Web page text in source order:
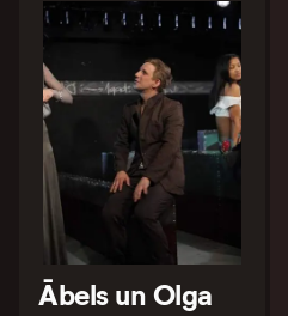
Ābels un Olga